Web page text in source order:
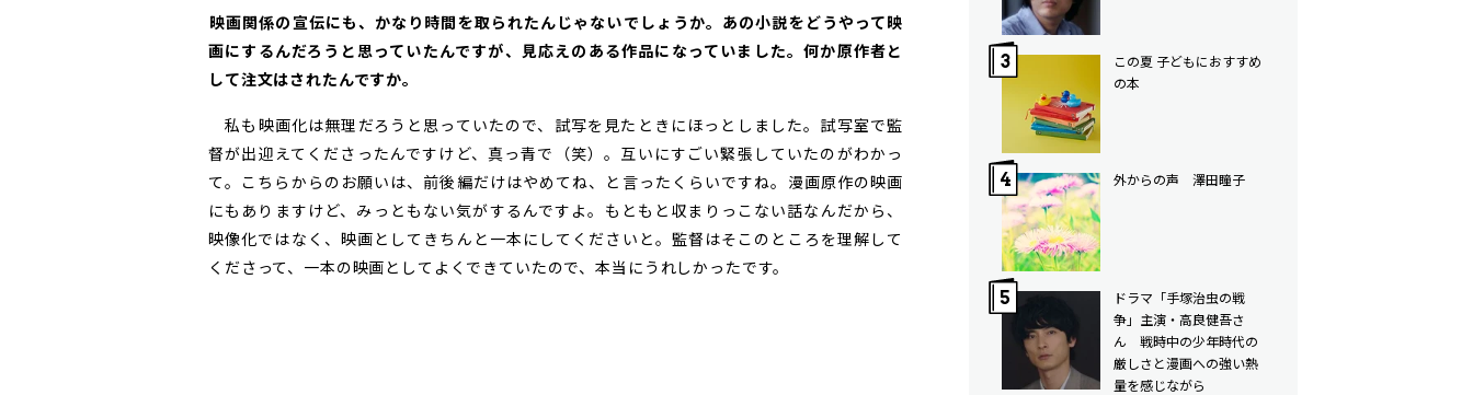
――映画関係の宣伝にも、かなり時間を取られたんじゃないでしょうか。あの小説をどうやって映
画にするんだろうと思っていたんですが、見応えのある作品になっていました。何か原作者と
して注文はされたんですか。
私も映画化は無理だろうと思っていたので、試写を見たときにほっとしました。試写室で監
督が出迎えてくださったんですけど、真っ青で（笑）。互いにすごい緊張していたのがわかっ
て。こちらからのお願いは、前後編だけはやめてね、と言ったくらいですね。漫画原作の映画
にもありますけど、みっともない気がするんですよ。もともと収まりっこない話なんだから、
映像化ではなく、映画としてきちんと一本にしてくださいと。監督はそこのところを理解して
くださって、一本の映画としてよくできていたので、本当にうれしかったです。
この夏 子どもにおすすめ
の本
外からの声 澤田瞳子
ドラマ「手塚治虫の戦
争」主演・高良健吾さ
ん 戦時中の少年時代の
厳しさと漫画への強い熱
量を感じながら